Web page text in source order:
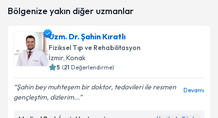
oluşturun. Size bu uzmandan randevu almanız için bir
E-posta Adresiniz
Kişisel verilerimin işlenmesine ilişkinAydınlatma
Metni'ni okudum ve kişisel verilerimin belirtilen
Bölgenize yakın diğer uzmanlar
Uzm. Dr. Şahin Kıratlı
Fiziksel Tıp ve Rehabilitasyon
İzmir, Konak
5 (21 Değerlendirme)
Şahin bey muhteşem bir doktor, tedavileri ile resmen
gençleştim, dizlerim...
Devamı